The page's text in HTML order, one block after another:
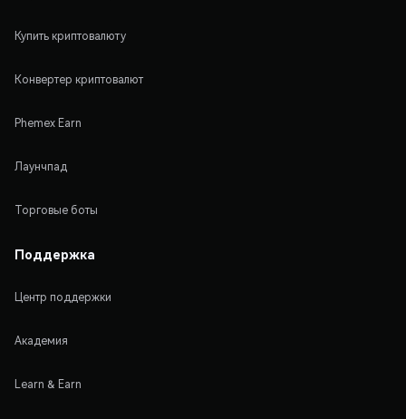
Купить криптовалюту
Конвертер криптовалют
Phemex Earn
Лаунчпад
Торговые боты
Поддержка
Центр поддержки
Академия
Learn & Earn